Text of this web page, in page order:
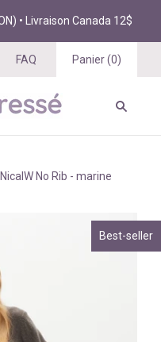
• Livraison Canada 12$
FAQ Panier(0)
No Rib - marine
Best-seller